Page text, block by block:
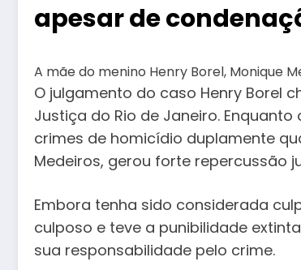
apesar de
A mãe do menino Henry Borel, Monique
O julgamento do caso Henry Borel
Justiça do Rio de Janeiro.
crimes de homicídio duplamente
Medeiros, gerou forte repercussão
Embora tenha sido considerada
culposo e teve a punibilidade
sua responsabilidade pelo crime.